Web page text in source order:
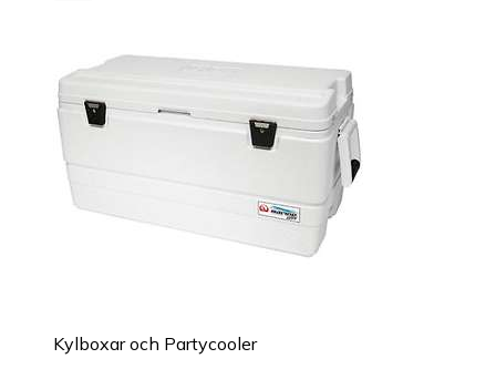
Kylboxar och Partycooler